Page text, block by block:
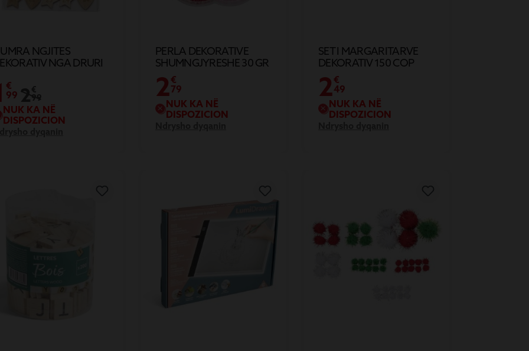
NGJITES
NGA DRURI
€
99
NUK KA NË
DISPOZICION
PERLA DEKORATIVE
SHUMNGJYRESHE 30 GR
2€
79
NUK KA NË
DISPOZICION
SET I MARGARITARVE
DEKORATIV 150 COP
2€
49
NUK KA NË
DISPOZICION